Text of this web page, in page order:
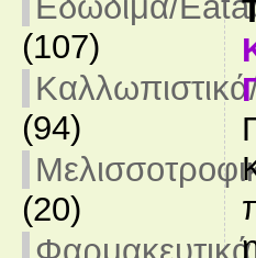
(107)
(94)
(20)